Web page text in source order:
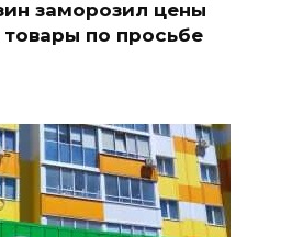
заморозил цены
по просьбе